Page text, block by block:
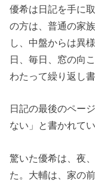
優希は日記を手に
の方は、普通の家
し、中盤からは異
日、毎日、窓の向
わたって繰り返し
日記の最後のペー
ない」と書かれてい
驚いた優希は、夜
た。大輔は、家の